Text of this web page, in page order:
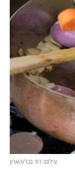
צילום: דוד בכר/הארץ